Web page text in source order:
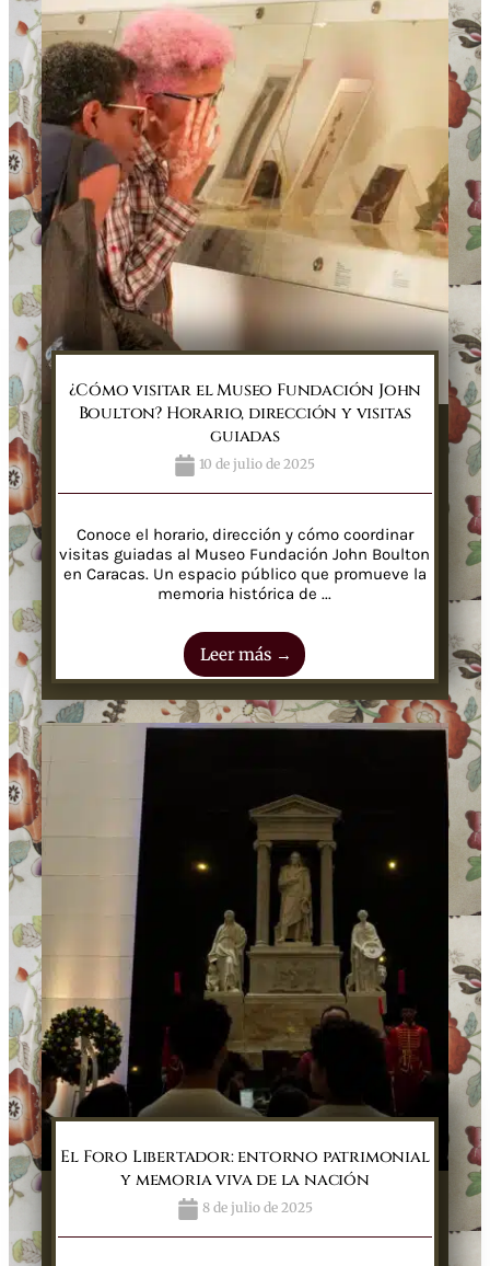
¿Cómo visitar el Museo Fundación John
Boulton? Horario, dirección y visitas
guiadas
10 de julio de 2025
Conoce el horario, dirección y cómo coordinar
visitas guiadas al Museo Fundación John Boulton
en Caracas. Un espacio público que promueve la
memoria histórica de ...
Leer más →
El Foro Libertador: entorno patrimonial
y memoria viva de la nación
8 de julio de 2025